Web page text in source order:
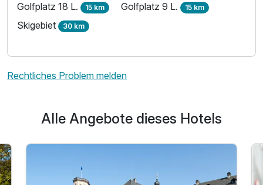
Golfplatz 18 L. 15 km Golfplatz 9 L. 15 km
Skigebiet 30 km
Rechtliches Problem melden
Alle Angebote dieses Hotels